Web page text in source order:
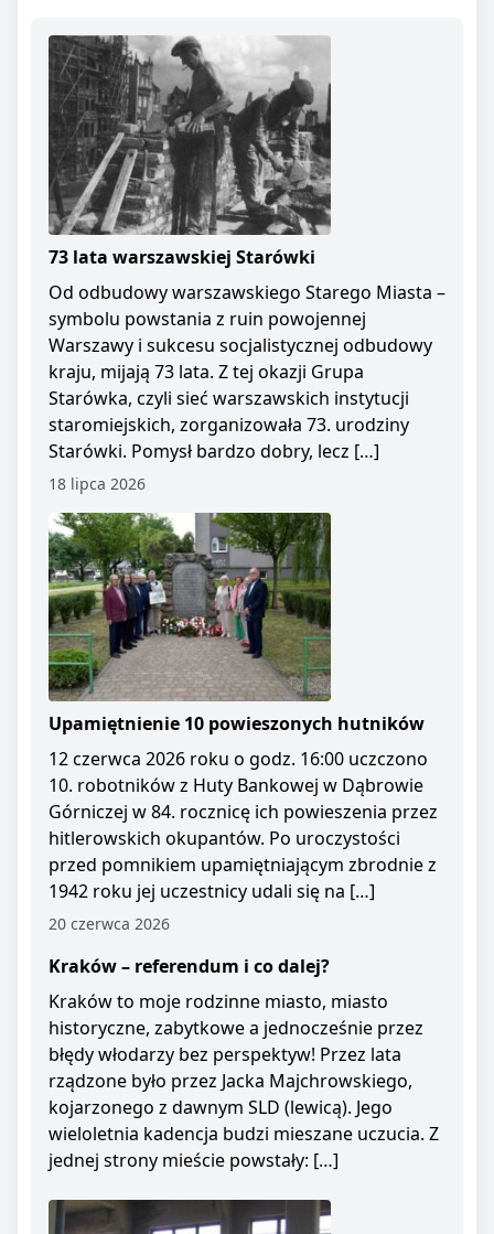
73 lata warszawskiej Starówki
Od odbudowy warszawskiego Starego Miasta –
symbolu powstania z ruin powojennej
Warszawy i sukcesu socjalistycznej odbudowy
kraju, mijają 73 lata. Z tej okazji Grupa
Starówka, czyli sieć warszawskich instytucji
staromiejskich, zorganizowała 73. urodziny
Starówki. Pomysł bardzo dobry, lecz […]
18 lipca 2026
Upamiętnienie 10 powieszonych hutników
12 czerwca 2026 roku o godz. 16:00 uczczono
10. robotników z Huty Bankowej w Dąbrowie
Górniczej w 84. rocznicę ich powieszenia przez
hitlerowskich okupantów. Po uroczystości
przed pomnikiem upamiętniającym zbrodnie z
1942 roku jej uczestnicy udali się na […]
20 czerwca 2026
Kraków – referendum i co dalej?
Kraków to moje rodzinne miasto, miasto
historyczne, zabytkowe a jednocześnie przez
błędy włodarzy bez perspektyw! Przez lata
rządzone było przez Jacka Majchrowskiego,
kojarzonego z dawnym SLD (lewicą). Jego
wieloletnia kadencja budzi mieszane uczucia. Z
jednej strony mieście powstały: […]